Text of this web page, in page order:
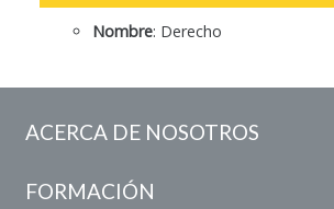
U.C.B. Workspace
Biblioteca U.C.B.
Himno U.C.B.
Nombre: Derecho
ACERCA DE NOSOTROS
FORMACIÓN